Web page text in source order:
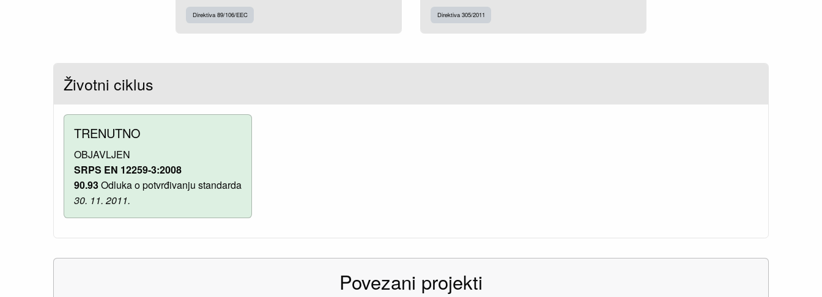
Direktiva 89/106/EEC Direktiva 305/2011
Životni ciklus
TRENUTNO
OBJAVLJEN
SRPS EN 12259-3:2008
90.93Odluka o potvrđivanju standarda
30. 11. 2011.
Povezani projekti